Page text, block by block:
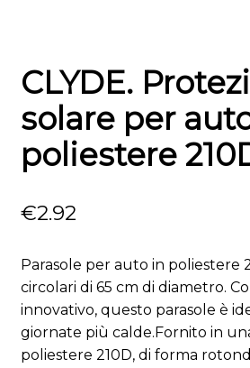
CLYDE.
solare per
poliestere
€2.92
Parasole per auto in poliestere
circolari di 65 cm di diametro.
innovativo, questo parasole è
giornate più calde.Fornito in
poliestere 210D, di forma